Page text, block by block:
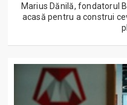
Marius Dănilă, fondatorul
acasă pentru a construi